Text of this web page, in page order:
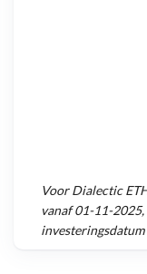
VoorDialectic
vanaf01-11-2025
investeringsdatum